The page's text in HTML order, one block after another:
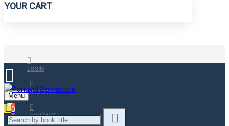
YOUR CART
LOGIN
REGISTER
CONTACT
Menu
0